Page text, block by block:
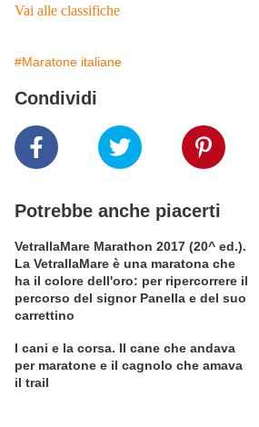
Vai alle classifiche
#Maratone italiane
Condividi
Potrebbe anche piacerti
VetrallaMare Marathon 2017 (20^ ed.).
La VetrallaMare è una maratona che
ha il colore dell'oro: per ripercorrere il
percorso del signor Panella e del suo
carrettino
I cani e la corsa. Il cane che andava
per maratone e il cagnolo che amava
il trail